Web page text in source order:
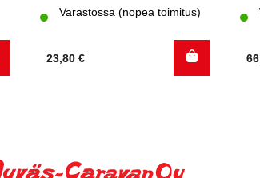
Varastossa (nopea toimitus)
23,80 €